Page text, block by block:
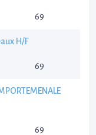
69
H/F
69
69